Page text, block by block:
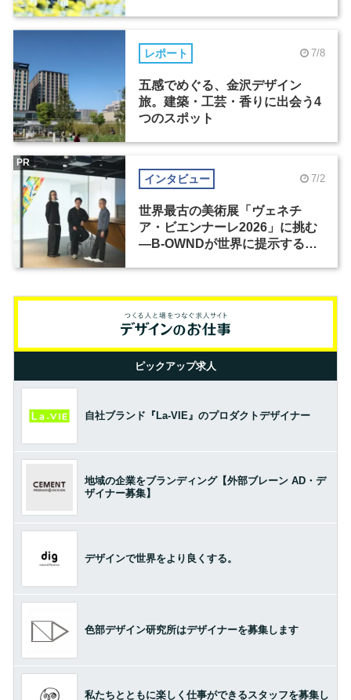
レポート 7/8
五感でめぐる、金沢デザイン
旅。建築・工芸・香りに出会う4
つのスポット
インタビュー 7/2
世界最古の美術展「ヴェネチ
ア・ビエンナーレ2026」に挑む
―B-OWNDが世界に提示する美
PR
ピックアップ求人
自社ブランド『La-VIE』のプロダクトデザイナー
地域の企業をブランディング【外部ブレーン AD・デ
ザイナー募集】
デザインで世界をより良くする。
色部デザイン研究所はデザイナーを募集します
私たちとともに楽しく仕事ができるスタッフを募集し